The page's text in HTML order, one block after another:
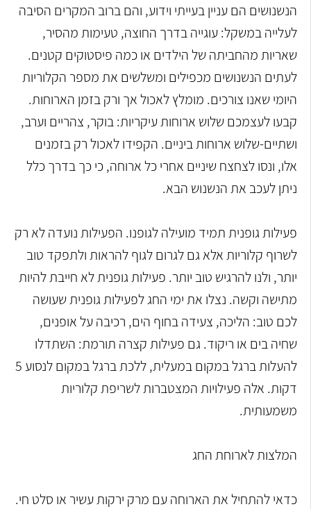
הנשנושים הם עניין בעייתי וידוע, והם ברוב המקרים הסיבה
לעלייה במשקל: עוגייה בדרך החוצה, טעימות מהסיר,
שאריות מהחביתה של הילדים או כמה פיסטוקים קטנים.
לעתים הנשנושים מכפילים ומשלשים את מספר הקלוריות
היומי שאנו צורכים. מומלץ לאכול אך ורק בזמן הארוחות.
קבעו לעצמכם שלוש ארוחות עיקריות: בוקר, צהריים וערב,
ושתיים-שלוש ארוחות ביניים. הקפידו לאכול רק בזמנים
אלו, ונסו לצחצח שיניים אחרי כל ארוחה, כי כך בדרך כלל
ניתן לעכב את הנשנוש הבא.
פעילות גופנית תמיד מועילה לגופנו. הפעילות נועדה לא רק
לשרוף קלוריות אלא גם לגרום לגוף להראות ולתפקד טוב
יותר, ולנו להרגיש טוב יותר. פעילות גופנית לא חייבת להיות
מתישה וקשה. נצלו את ימי החג לפעילות גופנית שעושה
לכם טוב: הליכה, צעידה בחוף הים, רכיבה על אופנים,
שחיה בים או ריקוד. גם פעילות קצרה תורמת: השתדלו
להעלות ברגל במקום במעלית, ללכת ברגל במקום לנסוע 5
דקות. אלה פעילויות המצטברות לשריפת קלוריות
משמעותית.
המלצות לארוחת החג
כדאי להתחיל את הארוחה עם מרק ירקות עשיר או סלט חי.